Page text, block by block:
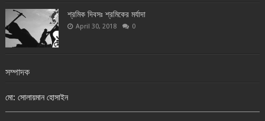
শ্রমিক দিবসঃ শ্রমিকের মর্যাদা
April 30, 2018 0
সম্পাদক
মো: সোলায়মান হোসাইন